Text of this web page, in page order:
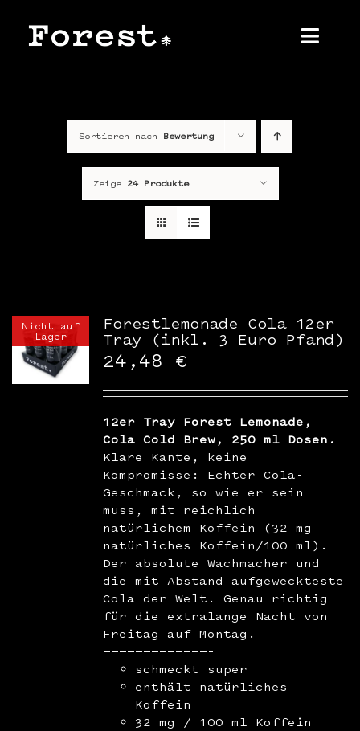
Inhalt
springen
Über uns
Presse
WooCommerce Warenkorb
Sortieren nach Bewertung
Zeige 24 Produkte
Nicht auf
Lager
Forestlemonade Cola 12er
Tray (inkl. 3 Euro Pfand)
24,48 €
12er Tray Forest Lemonade,
Cola Cold Brew, 250 ml Dosen.
Klare Kante, keine
Kompromisse: Echter Cola-
Geschmack, so wie er sein
muss, mit reichlich
natürlichem Koffein (32 mg
natürliches Koffein/100 ml).
Der absolute Wachmacher und
die mit Abstand aufgeweckteste
Cola der Welt. Genau richtig
für die extralange Nacht von
Freitag auf Montag.
—————————————–
schmeckt super
enthält natürliches
Koffein
32 mg / 100 ml Koffein